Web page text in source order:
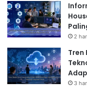
2
Tren
3